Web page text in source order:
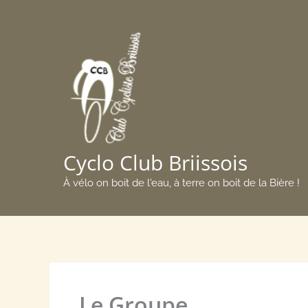
Cyclo Club Briissois
À vélo on boit de l'eau, à terre on boit de la Bière !